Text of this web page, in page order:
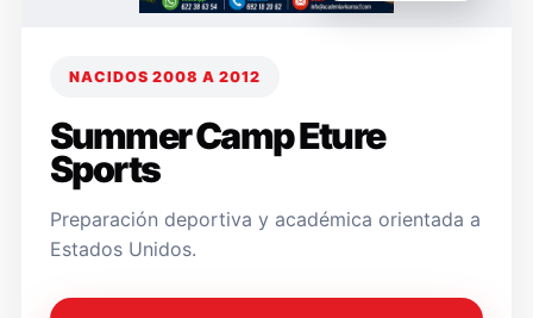
NACIDOS 2008 A 2012
Summer Camp Eture
Sports
Preparación deportiva y académica orientada a
Estados Unidos.